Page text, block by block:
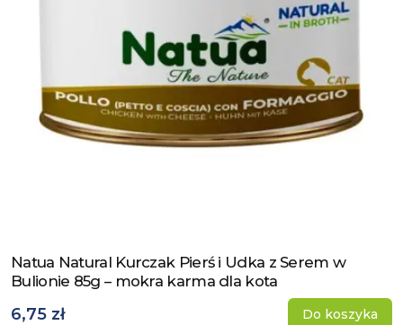
Zobacz produkt
Natua Natural Kurczak Pierś i Udka z Serem w
Bulionie 85g – mokra karma dla kota
6,75 zł Do koszyka